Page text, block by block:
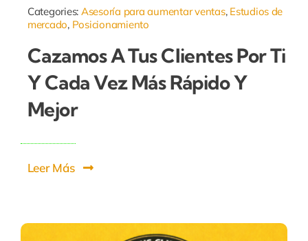
Categories: Asesoría para aumentar ventas, Estudios de
mercado, Posicionamiento
Cazamos A Tus Clientes Por Ti
Y Cada Vez Más Rápido Y
Mejor
Leer Más